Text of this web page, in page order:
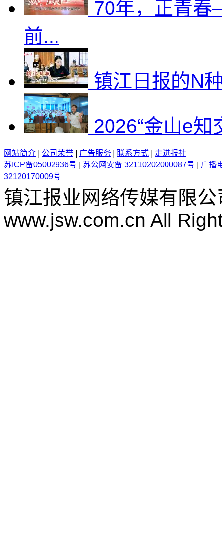
70年，正青
前...
镇江日报的N
2026“金山e知
网站简介 公司荣誉 广告服务 联系方式
走进报社
苏ICP备05002936号
苏公网安备 32110202000087号
广播
32120170009号
镇江报业网络传媒有限公
www.jsw.com.cn All